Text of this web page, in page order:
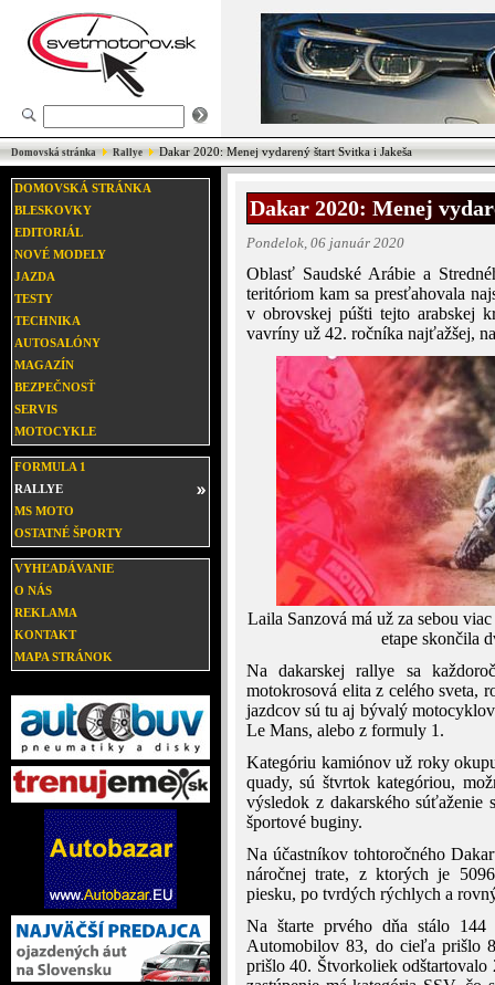
Domovská stránka Rallye Dakar 2020: Menej vydarený štart Svitka i Jakeša
DOMOVSKÁ STRÁNKA
BLESKOVKY
EDITORIÁL
NOVÉ MODELY
JAZDA
TESTY
TECHNIKA
AUTOSALÓNY
MAGAZÍN
BEZPEČNOSŤ
SERVIS
MOTOCYKLE
FORMULA 1
RALLYE
MS MOTO
OSTATNÉ ŠPORTY
VYHĽADÁVANIE
O NÁS
REKLAMA
KONTAKT
MAPA STRÁNOK
Dakar 2020: Menej
Pondelok, 06 január 2020
Oblasť Saudské Arábie a
teritóriom kam sa presťahovala
v obrovskej púšti tejto arabskej
vavríny už 42. ročníka najťažšej,
Laila Sanzová má už za sebou
etape skončila
Na dakarskej rallye sa
motokrosová elita z celého sveta,
jazdcov sú tu aj bývalý
Le Mans, alebo z formuly 1.
Kategóriu kamiónov už roky
quady, sú štvrtok kategóriou,
výsledok z dakarského súťaženie
športové buginy.
Na účastníkov tohtoročného
náročnej trate, z ktorých je
piesku, po tvrdých rýchlych a
Na štarte prvého dňa stálo
Automobilov 83, do cieľa prišlo
prišlo 40. Štvorkoliek odštartovalo